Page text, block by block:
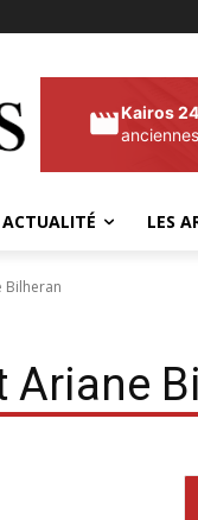
Kairos 24
ACTUALITÉ LES
Bilheran
Ariane